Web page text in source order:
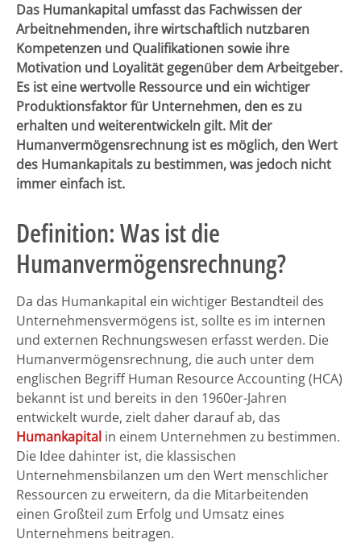
Das Humankapital umfasst das Fachwissen der
Arbeitnehmenden, ihre wirtschaftlich nutzbaren
Kompetenzen und Qualifikationen sowie ihre
Motivation und Loyalität gegenüber dem Arbeitgeber.
Es ist eine wertvolle Ressource und ein wichtiger
Produktionsfaktor für Unternehmen, den es zu
erhalten und weiterentwickeln gilt. Mit der
Humanvermögensrechnung ist es möglich, den Wert
des Humankapitals zu bestimmen, was jedoch nicht
immer einfach ist.
Definition: Was ist die
Humanvermögensrechnung?
Da das Humankapital ein wichtiger Bestandteil des
Unternehmensvermögens ist, sollte es im internen
und externen Rechnungswesen erfasst werden. Die
Humanvermögensrechnung, die auch unter dem
englischen Begriff Human Resource Accounting (HCA)
bekannt ist und bereits in den 1960er-Jahren
entwickelt wurde, zielt daher darauf ab, das
Humankapital in einem Unternehmen zu bestimmen.
Die Idee dahinter ist, die klassischen
Unternehmensbilanzen um den Wert menschlicher
Ressourcen zu erweitern, da die Mitarbeitenden
einen Großteil zum Erfolg und Umsatz eines
Unternehmens beitragen.